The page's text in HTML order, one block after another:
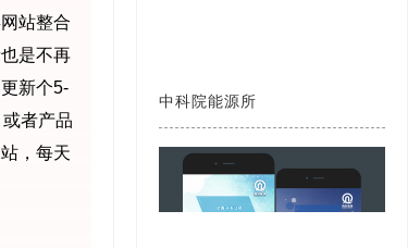
站整合
是不再
新个5-
者产品
，每天
中科院能源所